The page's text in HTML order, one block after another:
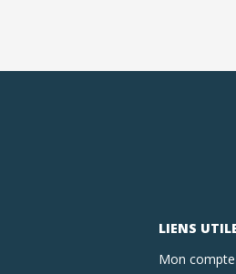
LIENS
Mon compte